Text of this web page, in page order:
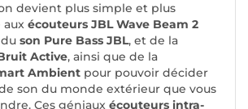
devient plus simple et plus
aux écouteurs JBL Wave Beam 2
son Pure Bass JBL, et de la
Active, ainsi que de la
Ambient pour pouvoir décider
son du monde extérieur que vous
Ces géniaux écouteurs intra-